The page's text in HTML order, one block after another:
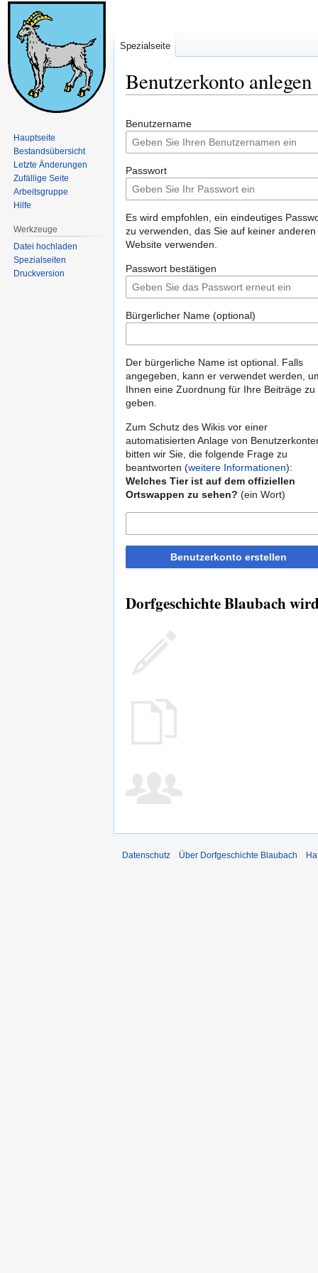
Benutzerkonto anlegen
Navigation
springen
Suche
springen
Benutzername
Passwort
Es wird empfohlen, ein eindeutiges
zu verwenden, das Sie auf keiner anderen
Website verwenden.
Passwort bestätigen
Bürgerlicher Name (optional)
Der bürgerliche Name ist optional. Falls
angegeben, kann er verwendet werden,
Ihnen eine Zuordnung für Ihre Beiträge zu
geben.
Zum Schutz des Wikis vor einer
automatisierten Anlage von
bitten wir Sie, die folgende Frage zu
beantworten (weitere Informationen):
Welches Tier ist auf dem offiziellen
Ortswappen zu sehen? (ein Wort)
Benutzerkonto erstellen
Dorfgeschichte Blaubach
Spezialseite
Hauptseite
Bestandsübersicht
Letzte Änderungen
Zufällige Seite
Arbeitsgruppe
Hilfe
Werkzeuge
Datei hochladen
Spezialseiten
Druckversion
Datenschutz Über Dorfgeschichte Blaubach